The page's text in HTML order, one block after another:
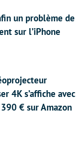
un problème de
sur l’iPhone
4K s’affiche avec
€ sur Amazon